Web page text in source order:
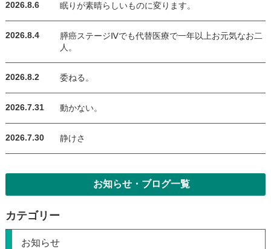
2026.8.6 眠りが素晴らしいものに変ります。
2026.8.4
膵癌ステージⅣでも代替医療で一年以上お元気なお二
人。
2026.8.2 委ねる。
2026.7.31 動かない。
2026.7.30 静けさ
お知らせ・ブログ一覧
カテゴリー
お知らせ